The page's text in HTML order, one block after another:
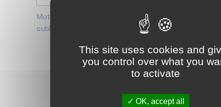
This site uses cookies and
you control over what you
to activate
OK, accept all
Mot de passe
oublié ?
Je crée mon
compte
Connexion